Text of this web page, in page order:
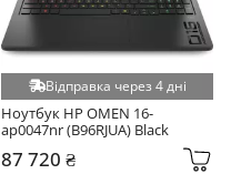
Відправка через 4 дні
Ноутбук HP OMEN 16-
ap0047nr (B96RJUA) Black
87 720 ₴